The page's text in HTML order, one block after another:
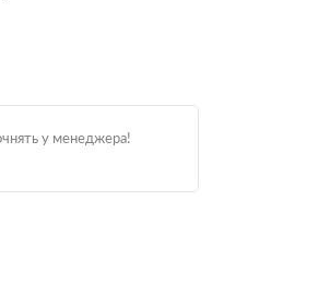
у менеджера!